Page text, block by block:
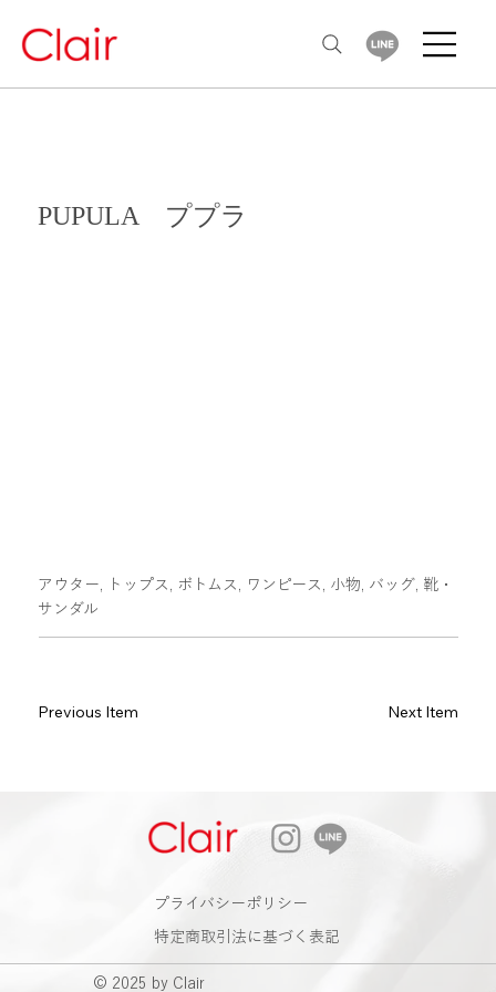
PUPULA ププラ
アウター, トップス, ボトムス, ワンピース, 小物, バッグ, 靴・
サンダル
Previous Item Next Item
© 2025 by Clair
​プライバシーポリシー
特定商取引法に基づく表記